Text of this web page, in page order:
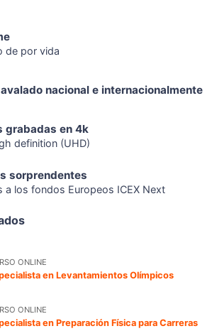
de por vida
nacional e internacionalmente
grabadas en 4k
definition (UHD)
sorprendentes
a los fondos Europeos ICEX Next
ONLINE
en Levantamientos Olímpicos
ONLINE
en Preparación Física para Carreras